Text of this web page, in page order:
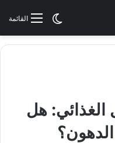
القائمةالوضع
الغذائي: هل